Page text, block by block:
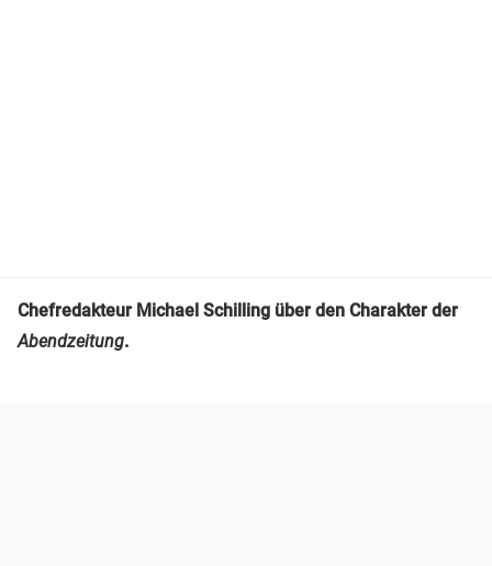
Chefredakteur Michael Schilling über den Charakter der
Abendzeitung.